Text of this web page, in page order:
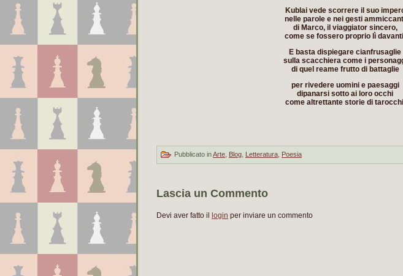
Kublai vede scorrere il suo
nelle parole e nei gesti
di Marco, il viaggiator sincero,
come se fossero proprio lì
E basta dispiegare cianfrusaglie
sulla scacchiera come i
di quel reame frutto di battaglie
per rivedere uomini e paesaggi
dipanarsi sotto ai loro occhi
come altrettante storie di
Pubblicato inArte Blog Letteratura Poesia
Lascia un Commento
Devi aver fatto il login per inviare un commento